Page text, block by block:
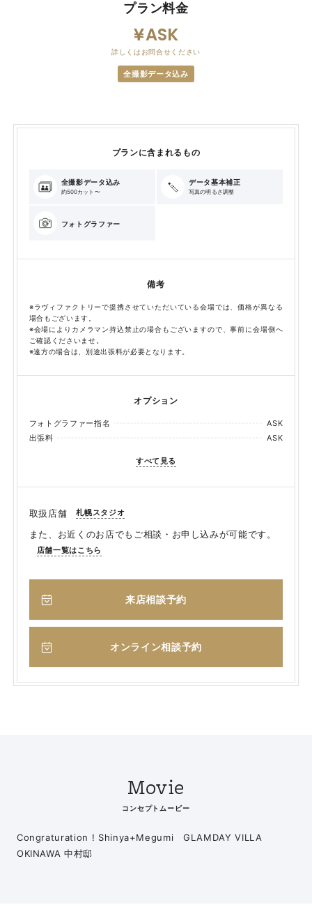
プラン料金
ASK
詳しくはお問合せください
全撮影データ込み
プランに含まれるもの
全撮影データ込み
約500カット〜
データ基本補正
写真の明るさ調整
フォトグラファー
備考
※ラヴィファクトリーで提携させていただいている会場では、価格が異なる
場合もございます。
※会場によりカメラマン持込禁止の場合もございますので、事前に会場側へ
ご確認くださいませ。
※遠方の場合は、別途出張料が必要となります。
オプション
フォトグラファー指名
ASK
出張料
ASK
すべて見る
取扱店舗 札幌スタジオ
また、お近くのお店でもご相談・お申し込みが可能です。
店舗一覧はこちら
来店相談予約
オンライン相談予約
Movie
コンセプトムービー
Congraturation ! Shinya+Megumi GLAMDAY VILLA
OKINAWA 中村邸